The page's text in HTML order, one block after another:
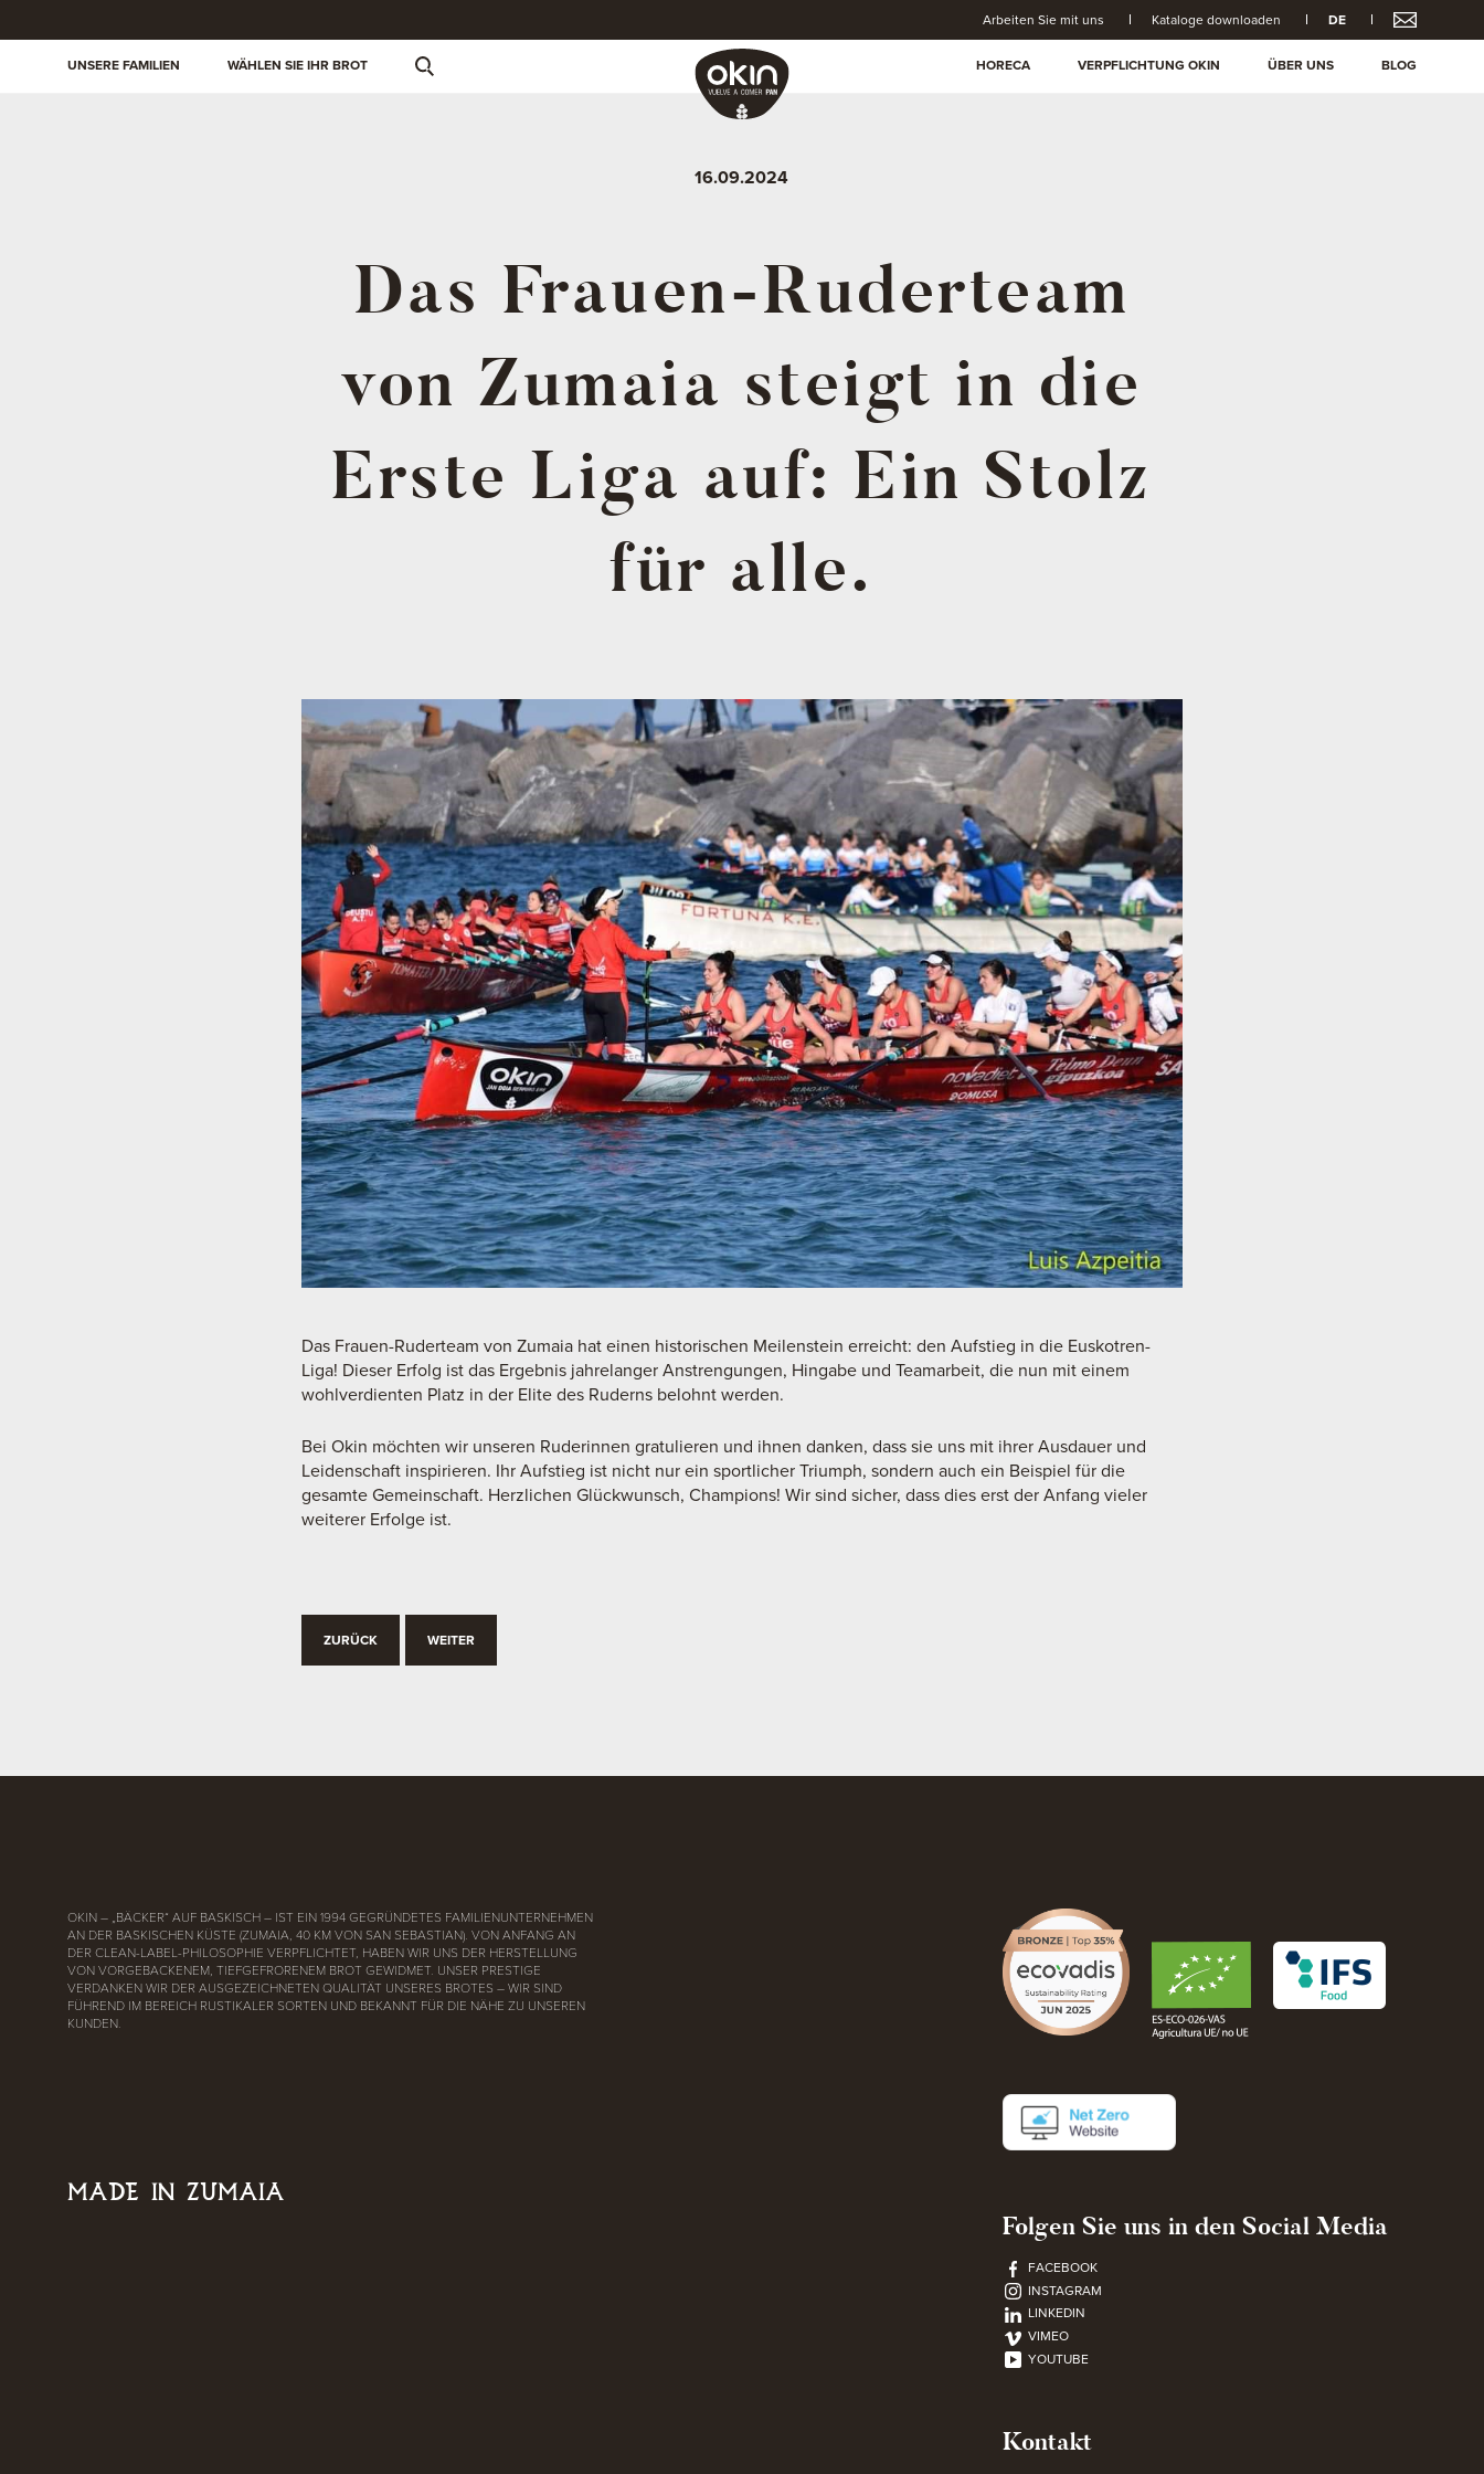
Arbeiten Sie mit uns Kataloge downloaden DE
UNSERE FAMILIEN WÄHLEN SIE IHR BROT HORECA VERPFLICHTUNG OKIN ÜBER UNS BLOG
16.09.2024
Das Frauen-Ruderteam
von Zumaia steigt in die
Erste Liga auf: Ein Stolz
für alle.
Das Frauen-Ruderteam von Zumaia hat einen historischen Meilenstein erreicht: den Aufstieg in die Euskotren-
Liga! Dieser Erfolg ist das Ergebnis jahrelanger Anstrengungen, Hingabe und Teamarbeit, die nun mit einem
wohlverdienten Platz in der Elite des Ruderns belohnt werden.
Bei Okin möchten wir unseren Ruderinnen gratulieren und ihnen danken, dass sie uns mit ihrer Ausdauer und
Leidenschaft inspirieren. Ihr Aufstieg ist nicht nur ein sportlicher Triumph, sondern auch ein Beispiel für die
gesamte Gemeinschaft. Herzlichen Glückwunsch, Champions! Wir sind sicher, dass dies erst der Anfang vieler
weiterer Erfolge ist.
ZURÜCK WEITER
OKIN – „BÄCKER“ AUF BASKISCH – IST EIN 1994 GEGRÜNDETES FAMILIENUNTERNEHMEN
AN DER BASKISCHEN KÜSTE (ZUMAIA, 40 KM VON SAN SEBASTIAN). VON ANFANG AN
DER CLEAN-LABEL-PHILOSOPHIE VERPFLICHTET, HABEN WIR UNS DER HERSTELLUNG
VON VORGEBACKENEM, TIEFGEFRORENEM BROT GEWIDMET. UNSER PRESTIGE
VERDANKEN WIR DER AUSGEZEICHNETEN QUALITÄT UNSERES BROTES – WIR SIND
FÜHREND IM BEREICH RUSTIKALER SORTEN UND BEKANNT FÜR DIE NÄHE ZU UNSEREN
KUNDEN.
MADE IN ZUMAIA
Folgen Sie uns in den Social Media
FACEBOOK
INSTAGRAM
LINKEDIN
VIMEO
YOUTUBE
Kontakt